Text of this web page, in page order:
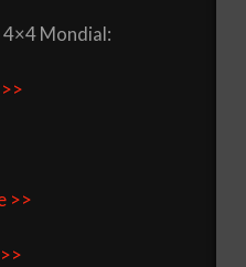
4×4 Mondial:
>>